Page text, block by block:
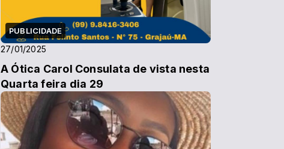
PUBLICIDADE
27/01/2025
A Ótica Carol Consulata de vista nesta
Quarta feira dia 29